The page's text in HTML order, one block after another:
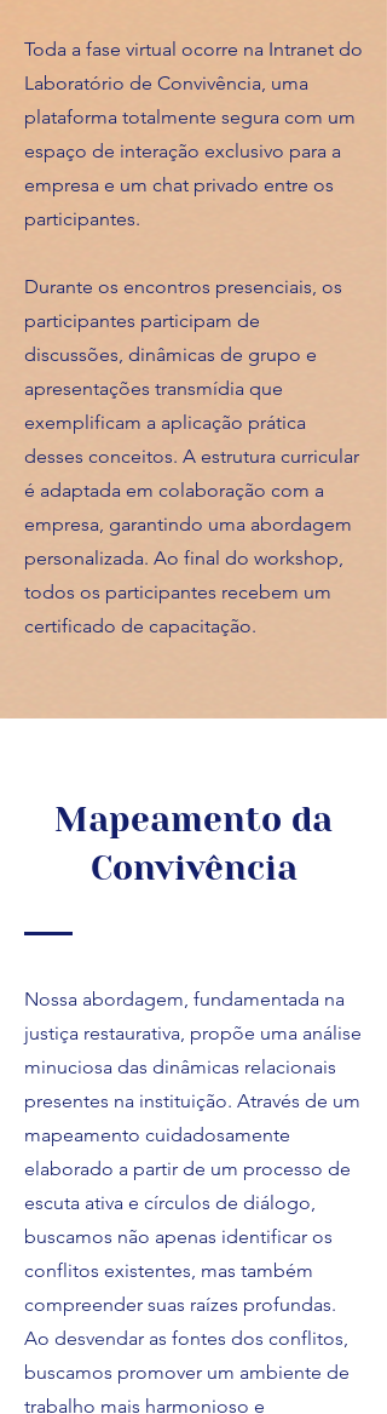
Toda a fase virtual ocorre na Intranet do
Laboratório de Convivência, uma
plataforma totalmente segura com um
espaço de interação exclusivo para a
empresa e um chat privado entre os
participantes.
Durante os encontros presenciais, os
participantes participam de
discussões, dinâmicas de grupo e
apresentações transmídia que
exemplificam a aplicação prática
desses conceitos. A estrutura curricular
é adaptada em colaboração com a
empresa, garantindo uma abordagem
personalizada. Ao final do workshop,
todos os participantes recebem um
certificado de capacitação.
Mapeamento da
Convivência
Nossa abordagem, fundamentada na
justiça restaurativa, propõe uma análise
minuciosa das dinâmicas relacionais
presentes na instituição. Através de um
mapeamento cuidadosamente
elaborado a partir de um processo de
escuta ativa e círculos de diálogo,
buscamos não apenas identificar os
conflitos existentes, mas também
compreender suas raízes profundas.
Ao desvendar as fontes dos conflitos,
buscamos promover um ambiente de
trabalho mais harmonioso e